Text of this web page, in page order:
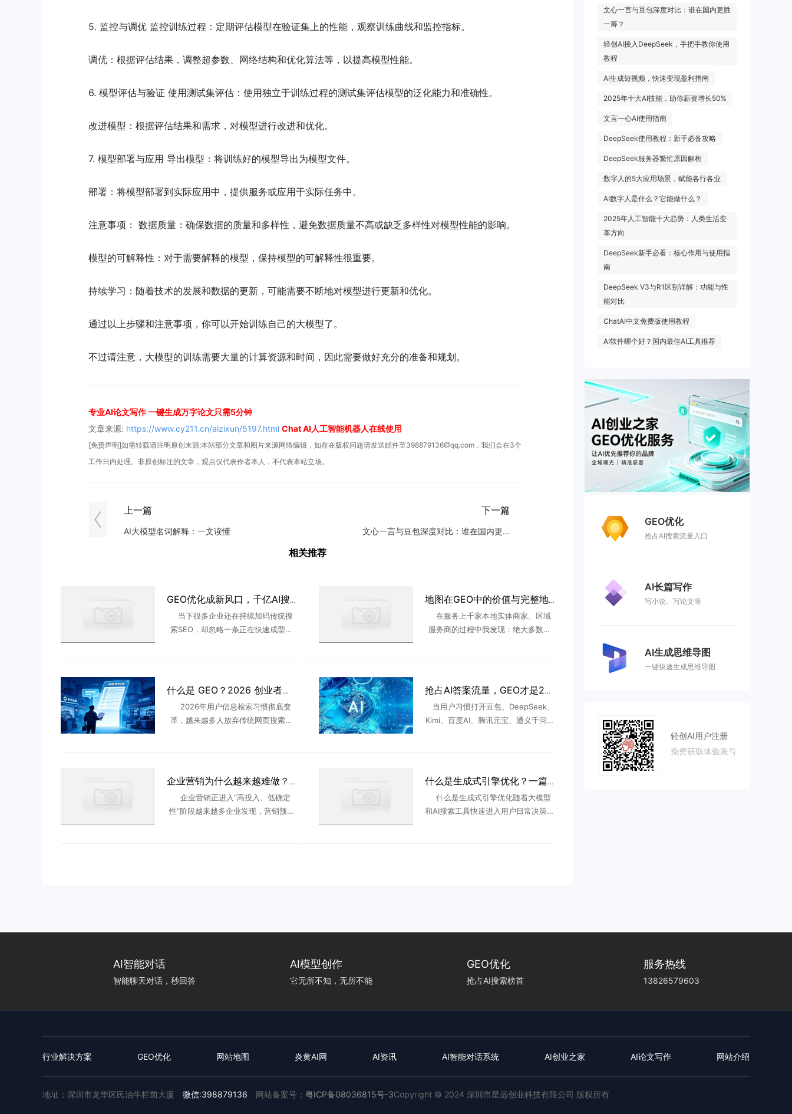
文心一言与豆包深度对比：谁在国内更胜
一筹？
轻创AI接入DeepSeek，手把手教你使用
教程
AI生成短视频，快速变现盈利指南
2025年十大AI技能，助你薪资增长50%
文言一心AI使用指南
DeepSeek使用教程：新手必备攻略
DeepSeek服务器繁忙原因解析
数字人的5大应用场景，赋能各行各业
AI数字人是什么？它能做什么？
2025年人工智能十大趋势：人类生活变
革方向
DeepSeek新手必看：核心作用与使用指
南
DeepSeek V3与R1区别详解：功能与性
能对比
ChatAI中文免费版使用教程
AI软件哪个好？国内最佳AI工具推荐
GEO优化
抢占AI搜索流量入口
AI长篇写作
写小说、写论文等
AI生成思维导图
一键快速生成思维导图
轻创AI用户注册
免费获取体验账号
5. 监控与调优 监控训练过程：定期评估模型在验证集上的性能，观察训练曲线和监控指标。
调优：根据评估结果，调整超参数、网络结构和优化算法等，以提高模型性能。
6. 模型评估与验证 使用测试集评估：使用独立于训练过程的测试集评估模型的泛化能力和准确性。
改进模型：根据评估结果和需求，对模型进行改进和优化。
7. 模型部署与应用 导出模型：将训练好的模型导出为模型文件。
部署：将模型部署到实际应用中，提供服务或应用于实际任务中。
注意事项： 数据质量：确保数据的质量和多样性，避免数据质量不高或缺乏多样性对模型性能的影响。
模型的可解释性：对于需要解释的模型，保持模型的可解释性很重要。
持续学习：随着技术的发展和数据的更新，可能需要不断地对模型进行更新和优化。
通过以上步骤和注意事项，你可以开始训练自己的大模型了。
不过请注意，大模型的训练需要大量的计算资源和时间，因此需要做好充分的准备和规划。
专业AI论文写作 一键生成万字论文只需5分钟
文章来源: https://www.cy211.cn/aizixun/5197.html Chat AI人工智能机器人在线使用
[免责声明]如需转载请注明原创来源;本站部分文章和图片来源网络编辑，如存在版权问题请发送邮件至398879136@qq.com，我们会在3个
工作日内处理。非原创标注的文章，观点仅代表作者本人，不代表本站立场。
上一篇
AI大模型名词解释：一文读懂
下一篇
文心一言与豆包深度对比：谁在国内更胜一筹？
相关推荐
GEO优化成新风口，千亿AI搜索市场爆发
当下很多企业还在持续加码传统搜
索SEO，却忽略一条正在快速成型的
地图在GEO中的价值与完整地图优化实操方案
在服务上千家本地实体商家、区域
服务商的过程中我发现：绝大多数企
什么是 GEO？2026 创业者必学的AI获客体系
2026年用户信息检索习惯彻底变
革，越来越多人放弃传统网页搜索，
抢占AI答案流量，GEO才是2026流量最大风口
当用户习惯打开豆包、DeepSeek、
Kimi、百度AI、腾讯元宝、通义千问直
企业营销为什么越来越难做？从流量焦虑到AI搜索时代的GEO破局思路
企业营销正进入“高投入、低确定
性”阶段越来越多企业发现，营销预算
什么是生成式引擎优化？一篇看懂GEO与AI搜索营销的底层逻辑
什么是生成式引擎优化随着大模型
和AI搜索工具快速进入用户日常决策场
AI智能对话
智能聊天对话，秒回答
AI模型创作
它无所不知，无所不能
GEO优化
抢占AI搜索榜首
服务热线
13826579603
行业解决方案 GEO优化 网站地图 炎黄AI网 AI资讯 AI智能对话系统 AI创业之家 AI论文写作 网站介绍
地址：深圳市龙华区民治牛栏前大厦 微信:398879136 网站备案号： 粤ICP备08036815号-3Copyright © 2024 深圳市星远创业科技有限公司 版权所有